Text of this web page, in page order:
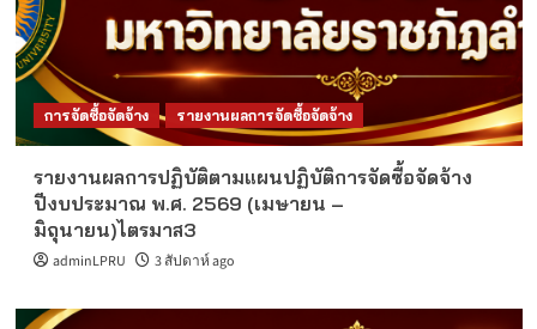
การจัดซื้อจัดจ้าง รายงานผลการจัดซื้อจัดจ้าง
รายงานผลการปฏิบัติตามแผนปฏิบัติการจัดซื้อจัดจ้าง
ปีงบประมาณ พ.ศ. 2569 (เมษายน –
มิถุนายน)ไตรมาส3
adminLPRU 3 สัปดาห์ ago